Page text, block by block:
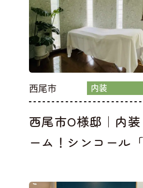
西尾市 内装
西尾市O様邸｜内装
ーム！シンコール